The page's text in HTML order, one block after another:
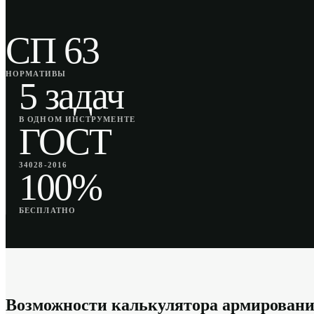
СП 63
НОРМАТИВЫ
5 задач
В ОДНОМ ИНСТРУМЕНТЕ
ГОСТ
34028-2016
100%
БЕСПЛАТНО
Возможности калькулятора